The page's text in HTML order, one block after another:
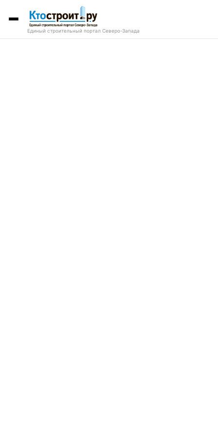
Единый строительный портал Северо-Запада